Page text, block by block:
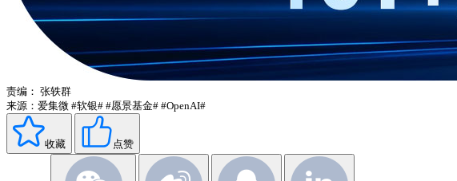
责编： 张轶群
来源：爱集微 #软银# #愿景基金# #OpenAI#
收藏 点赞